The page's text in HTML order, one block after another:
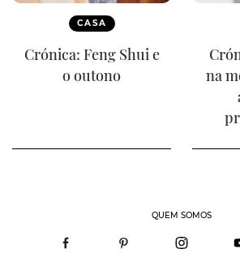
CASA
Crónica: Feng Shui e
o outono
na
QUEM SOMOS